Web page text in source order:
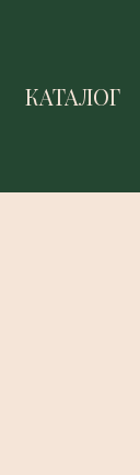
КАТАЛОГ
КАТАЛОГ